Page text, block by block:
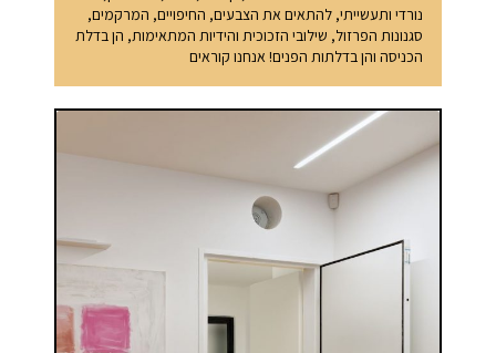
נורדי ותעשייתי, להתאים את הצבעים, החיפויים, המרקמים,
סגנונות הפרזול, שילובי הזכוכית והידיות המתאימות, הן בדלת
הכניסה והן בדלתות הפנים! אנחנו קוראים